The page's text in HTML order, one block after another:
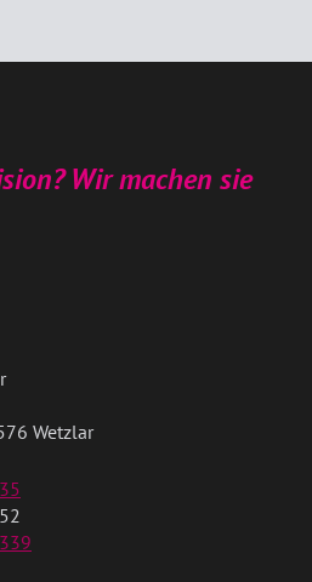
Wir machen sie
Wetzlar